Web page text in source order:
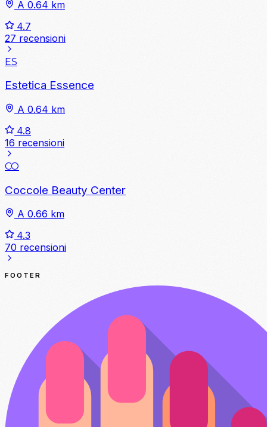
A 0.64 km
4.7
27 recensioni
ES
Estetica Essence
A 0.64 km
4.8
16 recensioni
CO
Coccole Beauty Center
A 0.66 km
4.3
70 recensioni
FOOTER